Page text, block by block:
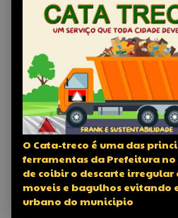
O Cata-treco é uma das
ferramentas da Prefeitura
de coibir o descarte irregular
moveis e bagulhos evitando
urbano do municipio